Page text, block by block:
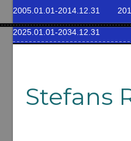
2005.01.01-2014.12.31
2025.01.01-2034.12.31
Stefans